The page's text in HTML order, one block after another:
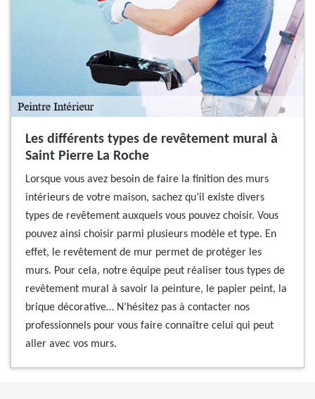
Les différents types de revêtement mural à
Saint Pierre La Roche
Lorsque vous avez besoin de faire la finition des murs
intérieurs de votre maison, sachez qu’il existe divers
types de revêtement auxquels vous pouvez choisir. Vous
pouvez ainsi choisir parmi plusieurs modèle et type. En
effet, le revêtement de mur permet de protéger les
murs. Pour cela, notre équipe peut réaliser tous types de
revêtement mural à savoir la peinture, le papier peint, la
brique décorative… N’hésitez pas à contacter nos
professionnels pour vous faire connaître celui qui peut
aller avec vos murs.